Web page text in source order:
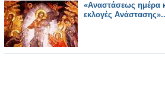
«Αναστάσεως ημέρα
εκλογές